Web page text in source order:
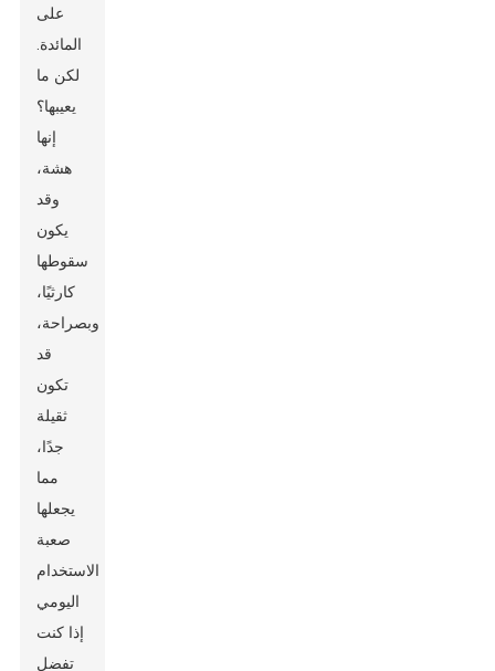
على
المائدة.
لكن ما
يعيبها؟
إنها
هشة،
وقد
يكون
سقوطها
كارثيًا،
وبصراحة،
قد
تكون
ثقيلة
جدًا،
مما
يجعلها
صعبة
الاستخدام
اليومي
إذا كنت
تفضل